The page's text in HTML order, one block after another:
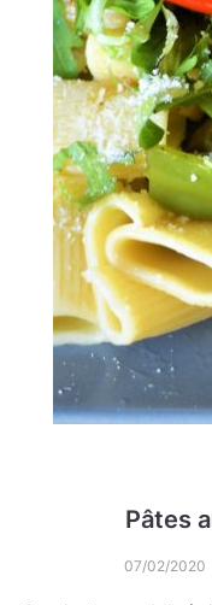
Pâtes
07/02/2020